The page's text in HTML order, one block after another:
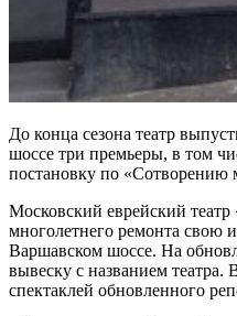
До конца сезона театр
шоссе три премьеры, в том
постановку по «Сотворению
Московский еврейский
многолетнего ремонта свою
Варшавском шоссе. На
вывеску с названием театра.
спектаклей обновленного